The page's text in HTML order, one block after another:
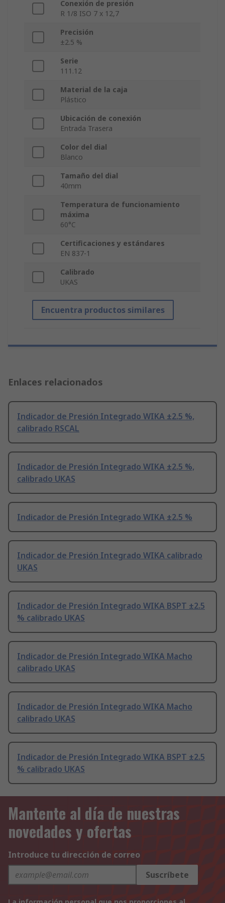
Conexión de presión
R 1/8 ISO 7 x 12,7
Precisión
±2.5 %
Serie
111.12
Material de la caja
Plástico
Ubicación de conexión
Entrada Trasera
Color del dial
Blanco
Tamaño del dial
40mm
Temperatura de funcionamiento
máxima
60°C
Certificaciones y estándares
EN 837-1
Calibrado
UKAS
Encuentra productos similares
Enlaces relacionados
Indicador de Presión Integrado WIKA ±2.5 %,
calibrado RSCAL
Indicador de Presión Integrado WIKA ±2.5 %,
calibrado UKAS
Indicador de Presión Integrado WIKA ±2.5 %
Indicador de Presión Integrado WIKA calibrado
UKAS
Indicador de Presión Integrado WIKA BSPT ±2.5
% calibrado UKAS
Indicador de Presión Integrado WIKA Macho
calibrado UKAS
Indicador de Presión Integrado WIKA Macho
calibrado UKAS
Indicador de Presión Integrado WIKA BSPT ±2.5
% calibrado UKAS
Mantente al día de nuestras
novedades y ofertas
Introduce tu dirección de correo
Suscríbete